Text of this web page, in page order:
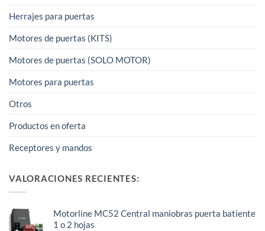
Herrajes para puertas
Motores de puertas (KITS)
Motores de puertas (SOLO MOTOR)
Motores para puertas
Otros
Productos en oferta
Receptores y mandos
VALORACIONES RECIENTES:
Motorline MC52 Central maniobras puerta batiente
1 o 2 hojas